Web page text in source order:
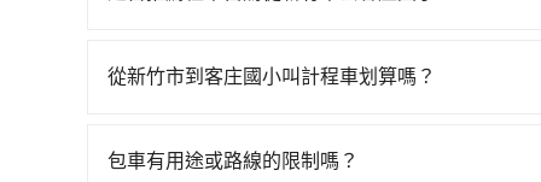
站、等待車站前排班的計程車，搭上小黃後約花
少額外負擔20元車資，而且更會額外浪費25分鐘
天就要來回，那在新竹路邊可隨租隨借的iRent應
用預估進去，但額外的汽車保險與可能的罰單都
從新竹市到客庄國小叫計程車划算嗎？
到車，也可考慮打電話至附近的計程車隊，如龍
包車有用途或路線的限制嗎？